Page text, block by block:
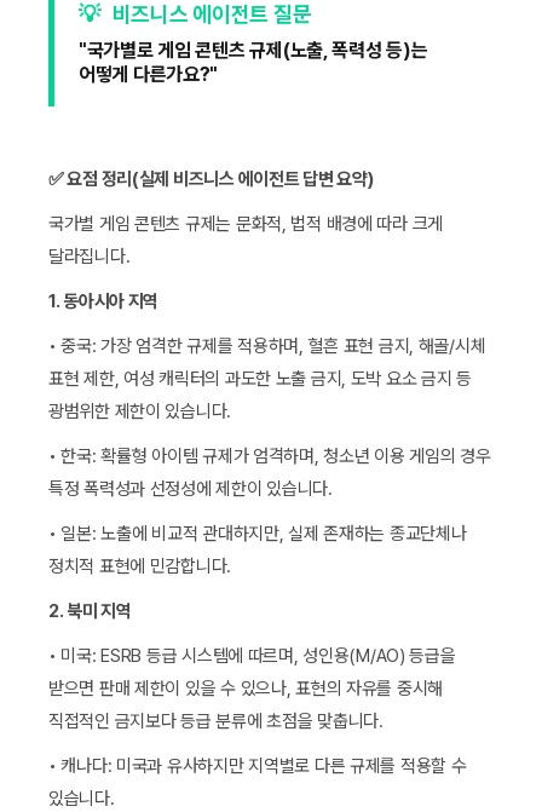
💡 비즈니스 에이전트 질문
"국가별로 게임 콘텐츠 규제(노출, 폭력성 등)는
어떻게 다른가요?"
✅ 요점 정리(실제 비즈니스 에이전트 답변 요약)
국가별 게임 콘텐츠 규제는 문화적, 법적 배경에 따라 크게
달라집니다.
1. 동아시아 지역
• 중국: 가장 엄격한 규제를 적용하며, 혈흔 표현 금지, 해골/시체
표현 제한, 여성 캐릭터의 과도한 노출 금지, 도박 요소 금지 등
광범위한 제한이 있습니다.
• 한국: 확률형 아이템 규제가 엄격하며, 청소년 이용 게임의 경우
특정 폭력성과 선정성에 제한이 있습니다.
• 일본: 노출에 비교적 관대하지만, 실제 존재하는 종교단체나
정치적 표현에 민감합니다.
2. 북미 지역
• 미국: ESRB 등급 시스템에 따르며, 성인용(M/AO) 등급을
받으면 판매 제한이 있을 수 있으나, 표현의 자유를 중시해
직접적인 금지보다 등급 분류에 초점을 맞춥니다.
• 캐나다: 미국과 유사하지만 지역별로 다른 규제를 적용할 수
있습니다.